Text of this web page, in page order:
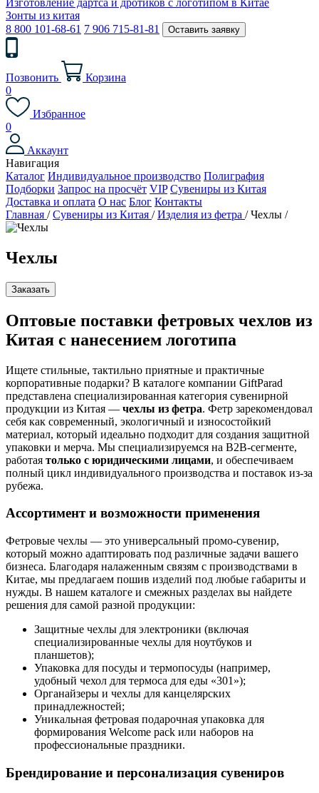
Изготовление дартса и дротиков с логотипом в Китае
Зонты из китая
8 800 101-68-61 7 906 715-81-81 Оставить заявку
Позвонить
Корзина
0
Избранное
0
Аккаунт
Навигация
Каталог Индивидуальное производство Полиграфия
Подборки Запрос на просчёт VIP Сувениры из Китая
Доставка и оплата О нас Блог Контакты
Главная / Сувениры из Китая / Изделия из фетра / Чехлы /
Чехлы
Заказать
Оптовые поставки фетровых чехлов из
Китая с нанесением логотипа
Ищете стильные, тактильно приятные и практичные
корпоративные подарки? В каталоге компании GiftParad
представлена специализированная категория сувенирной
продукции из Китая — чехлы из фетра. Фетр зарекомендовал
себя как современный, экологичный и износостойкий
материал, который идеально подходит для создания защитной
упаковки и мерча. Мы специализируемся на B2B-сегменте,
работая только с юридическими лицами, и обеспечиваем
полный цикл индивидуального производства и поставок из-за
рубежа.
Ассортимент и возможности применения
Фетровые чехлы — это универсальный промо-сувенир,
который можно адаптировать под различные задачи вашего
бизнеса. Благодаря налаженным связям с производствами в
Китае, мы предлагаем пошив изделий под любые габариты и
нужды. В нашем каталоге и смежных разделах вы найдете
решения для самой разной продукции:
Защитные чехлы для электроники (включая
специализированные чехлы для ноутбуков и
планшетов);
Упаковка для посуды и термопосуды (например,
удобный чехол для термоса для еды «301»);
Органайзеры и чехлы для канцелярских
принадлежностей;
Уникальная фетровая подарочная упаковка для
формирования Welcome pack или наборов на
профессиональные праздники.
Брендирование и персонализация сувениров